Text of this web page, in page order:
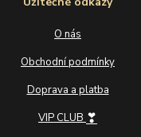
O nás
Obchodní podmínky
Doprava a platba
VIP CLUB ❣